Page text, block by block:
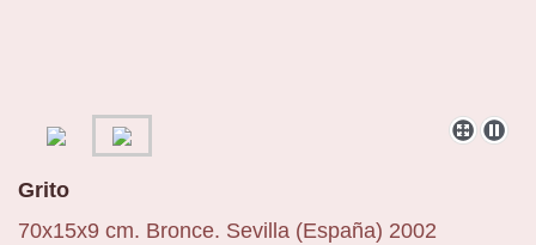
Grito
70x15x9 cm. Bronce. Sevilla (España) 2002